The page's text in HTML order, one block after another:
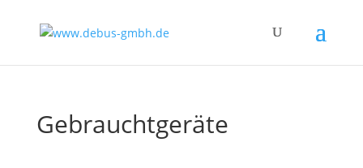
Gebrauchtgeräte